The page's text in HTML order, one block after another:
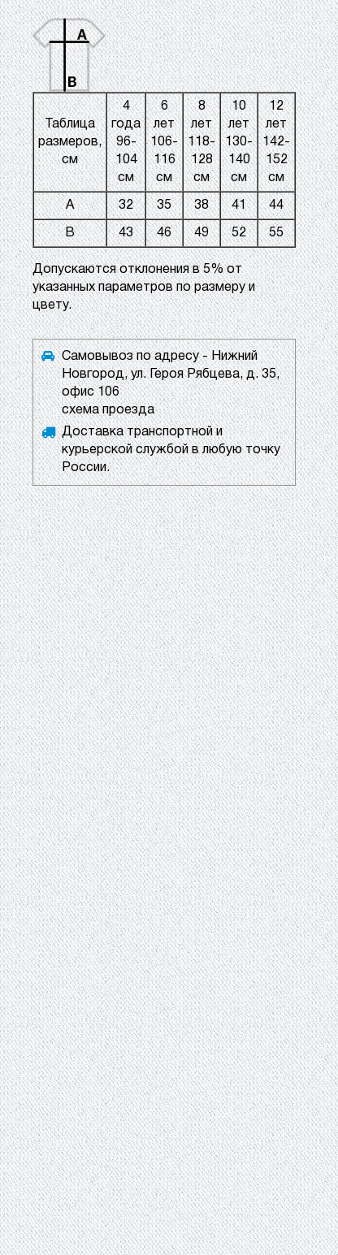
Таблица
размеров,
см
4
года
96-
104
см
6
лет
106-
116
см
8
лет
118-
128
см
10
лет
130-
140
см
12
лет
142-
152
см
A 32 35 38 41 44
B 43 46 49 52 55
Допускаются отклонения в 5% от
указанных параметров по размеру и
цвету.
Самовывоз по адресу - Нижний
Новгород, ул. Героя Рябцева, д. 35,
офис 106
схема проезда
Доставка транспортной и
курьерской службой в любую точку
России.